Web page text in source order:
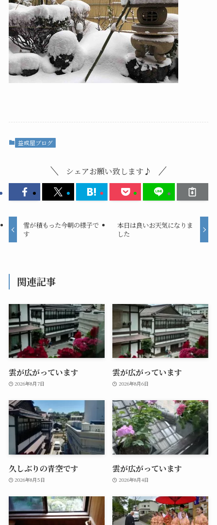
益成屋ブログ
シェアお願い致します♪
雪が積もった今朝の様子で
す
本日は良いお天気になりま
した
関連記事
雲が広がっています
2026年8月7日
雲が広がっています
2026年8月6日
久しぶりの青空です
2026年8月5日
雲が広がっています
2026年8月4日